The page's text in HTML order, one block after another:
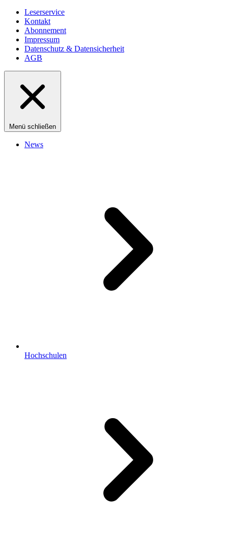
Leserservice
Kontakt
Abonnement
Impressum
Datenschutz & Datensicherheit
AGB
Menü schließen
News
Hochschulen